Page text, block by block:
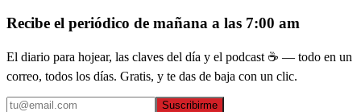
Recibe el periódico de mañana a las 7:00 am
El diario para hojear, las claves del día y el podcast ☕ — todo en un
correo, todos los días. Gratis, y te das de baja con un clic.
Suscribirme